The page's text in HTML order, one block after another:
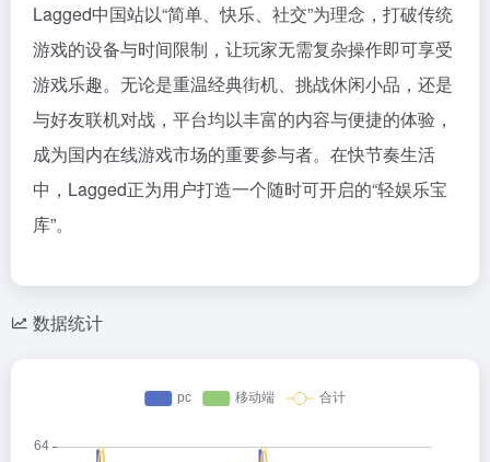
Lagged中国站以“简单、快乐、社交”为理念，打破传统
游戏的设备与时间限制，让玩家无需复杂操作即可享受
游戏乐趣。无论是重温经典街机、挑战休闲小品，还是
与好友联机对战，平台均以丰富的内容与便捷的体验，
成为国内在线游戏市场的重要参与者。在快节奏生活
中，Lagged正为用户打造一个随时可开启的“轻娱乐宝
库”。
数据统计